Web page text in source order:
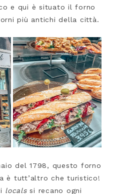
e qui è situato il forno
più antichi della città.
del 1798, questo forno
è tutt’altro che turistico!
localssi recano ogni